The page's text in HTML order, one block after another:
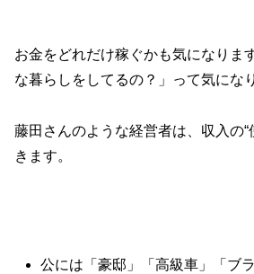
お金をどれだけ稼ぐかも気になりま
な暮らしをしてるの？」って気にな
藤田さんのような経営者は、収入の“
きます。
公には「豪邸」「高級車」「ブ